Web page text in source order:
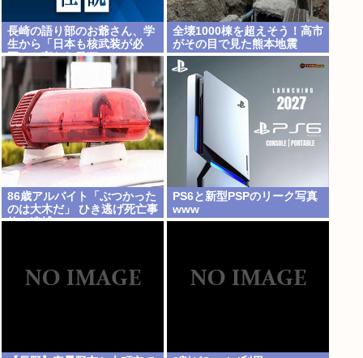
長崎の語り部のお爺さん、学
生から「日本も核武装が必
要」と言われ発狂
全壊1000棟を超えそう！高市
がその目で見た熊本地震
86歳アルバイト「ぶつかった
のは大木だ」 ひき逃げ死亡事
故で逮捕
PS6と新型PSPのリーク写真
www